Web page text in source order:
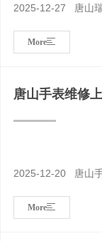
2025-12-27 唐山
More
唐山手表维修
2025-12-20 唐山
More